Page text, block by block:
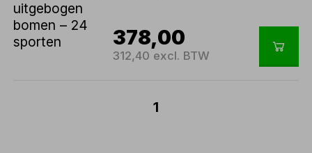
378,00
312,40 excl. BTW
1